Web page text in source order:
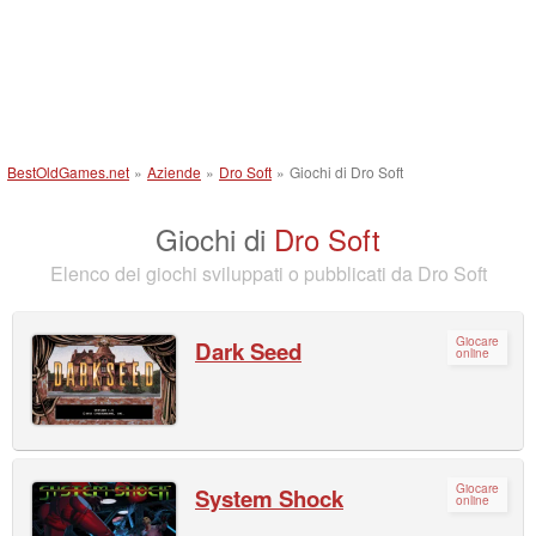
BestOldGames.net » Aziende » Dro Soft » Giochi di Dro Soft
Giochi di Dro Soft
Elenco dei giochi sviluppati o pubblicati da Dro Soft
Giocare
online
Dark Seed
Giocare
online
System Shock